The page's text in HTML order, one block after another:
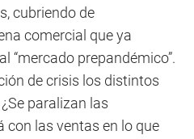
cubriendo de
comercial que ya
“mercado prepandémico”.
de crisis los distintos
paralizan las
con las ventas en lo que